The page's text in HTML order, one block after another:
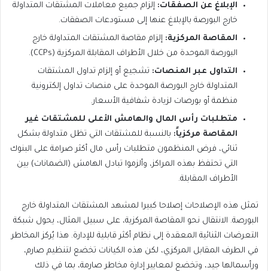
الإبلاغ عن الصفقات: إلزام جميع معاملات المشتقات المتداولة
خارج البورصة بالإبلاغ عنها إلى مستودعات الصفقات.
المقاصة المركزية: إلزام مقاصة المشتقات المتداولة خارج
البورصة الموحدة من خلال الأطراف المقابلة المركزية (CCPs).
التداول عبر المنصات: تشجيع أو إلزام تداول المشتقات
المتداولة خارج البورصة الموحدة على منصات تداول إلكترونية
منظمة أو بورصات لزيادة شفافية الأسعار.
متطلبات رأس المال والهامش الأعلى للمشتقات غير
المقاصة مركزياً: بالنسبة للمشتقات التي تظل متداولة بشكل
ثنائي، فرض المنظمون متطلبات رأس مال أكثر صرامة على البنوك
التي تحتفظ بهذه المراكز، وألزموا تبادل الهامش (الضمانات) بين
الأطراف المقابلة.
تمثل هذه الإصلاحات إصلاحا كبيرا لمشهد المشتقات المتداولة خارج
البورصة. الانتقال نحو المقاصة المركزية، على سبيل المثال، يحول شبكة
التعرضات الثنائية المعقدة إلى نظام أكثر قابلية للإدارة. هذا يُركز المخاطر
في الطرف المقابل المركزي، لكن هذه الكيانات تخضع لتنظيم صارم،
ورأسمالها جيد، وتخضع لمعايير إدارة مخاطر صارمة، بما في ذلك